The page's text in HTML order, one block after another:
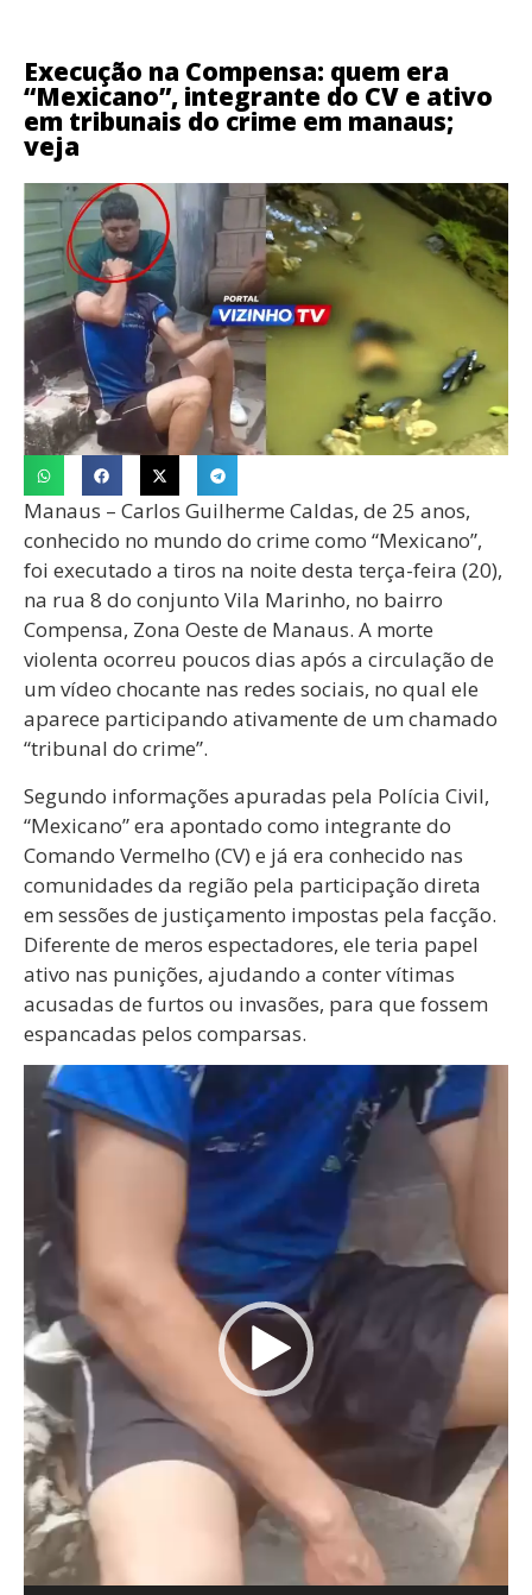
Execução na Compensa: quem era
“Mexicano”, integrante do CV e ativo
em tribunais do crime em manaus;
veja
Manaus – Carlos Guilherme Caldas, de 25 anos,
conhecido no mundo do crime como “Mexicano”,
foi executado a tiros na noite desta terça-feira (20),
na rua 8 do conjunto Vila Marinho, no bairro
Compensa, Zona Oeste de Manaus. A morte
violenta ocorreu poucos dias após a circulação de
um vídeo chocante nas redes sociais, no qual ele
aparece participando ativamente de um chamado
“tribunal do crime”.
Segundo informações apuradas pela Polícia Civil,
“Mexicano” era apontado como integrante do
Comando Vermelho (CV) e já era conhecido nas
comunidades da região pela participação direta
em sessões de justiçamento impostas pela facção.
Diferente de meros espectadores, ele teria papel
ativo nas punições, ajudando a conter vítimas
acusadas de furtos ou invasões, para que fossem
espancadas pelos comparsas.
Tocador
de
vídeo